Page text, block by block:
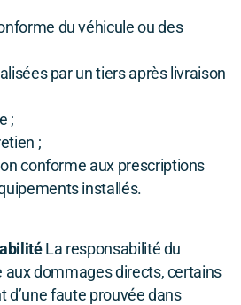
du véhicule ou des
par un tiers après livraison
;
;
conforme aux prescriptions
installés.
La responsabilité du
aux dommages directs, certains
d’une faute prouvée dans